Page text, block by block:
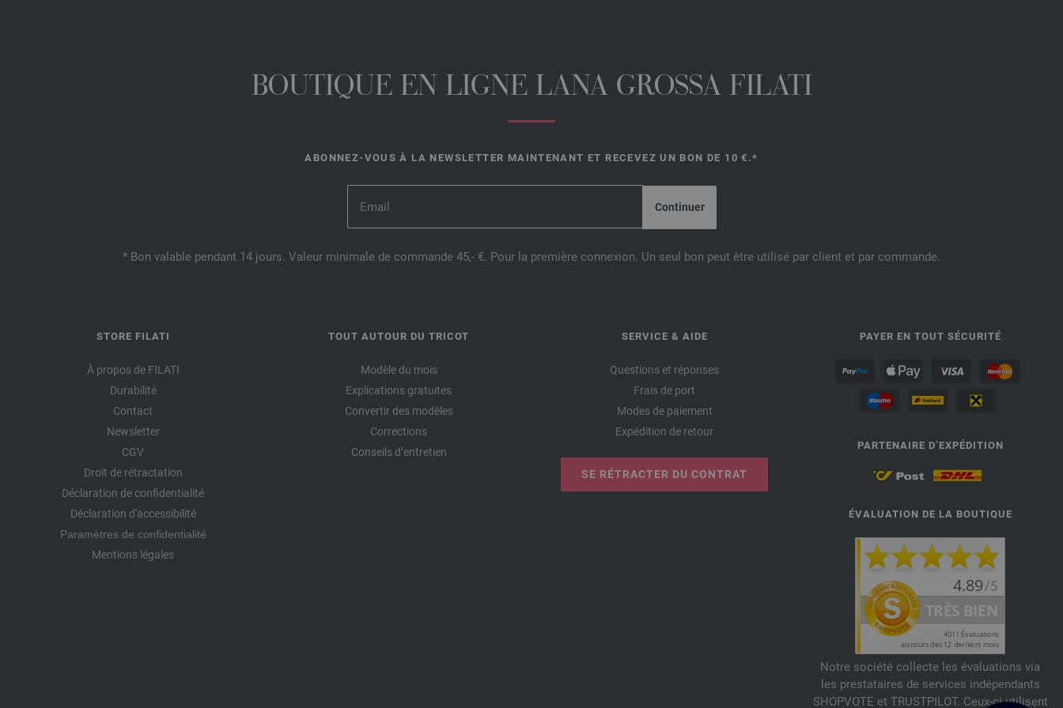
BOUTIQUE EN LIGNE LANA GROSSA FILATI
ABONNEZ-VOUS À LA NEWSLETTER MAINTENANT ET RECEVEZ UN BON DE 10 €.*
* Bon valable pendant 14 jours. Valeur minimale de commande 45,- €. Pour la première connexion. Un seul bon peut être utilisé par client et par commande.
STORE FILATI
À propos de FILATI
Durabilité
Contact
Newsletter
CGV
Droit de rétractation
Déclaration de confidentialité
Déclaration d'accessibilité
Paramètres de confidentialité
Mentions légales
TOUT AUTOUR DU TRICOT
Modèle du mois
Explications gratuites
Convertir des modèles
Corrections
Conseils d’entretien
SERVICE & AIDE
Questions et réponses
Frais de port
Modes de paiement
Expédition de retour
SE RÉTRACTER DU CONTRAT
PAYER EN TOUT SÉCURITÉ
PARTENAIRE D’EXPÉDITION
ÉVALUATION DE LA BOUTIQUE
Notre société collecte les évaluations via
les prestataires de services indépendants
SHOPVOTE et TRUSTPILOT. Ceux-ci utilisent